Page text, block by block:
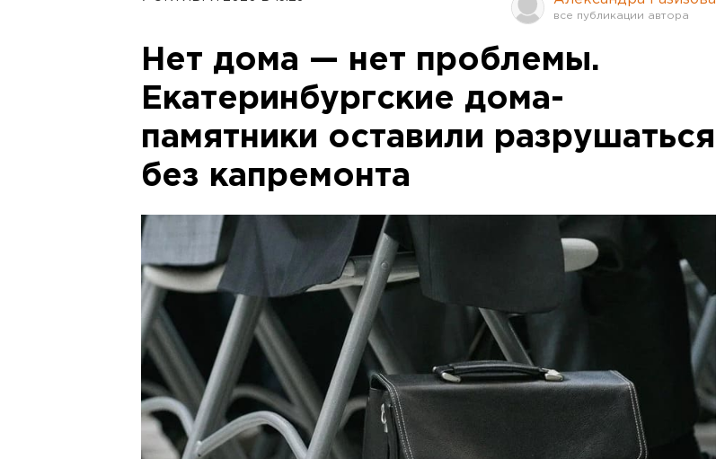
Нет дома — нет проблемы.
Екатеринбургские дома-
памятники оставили разрушаться
без капремонта